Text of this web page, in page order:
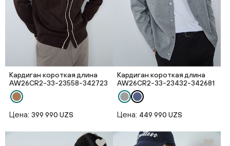
Кардиган короткая длина
AW26CR2-33-23558-342723
Цена: 399 990 UZS
Кардиган короткая длина
AW26CR2-33-23432-342681
Цена: 449 990 UZS